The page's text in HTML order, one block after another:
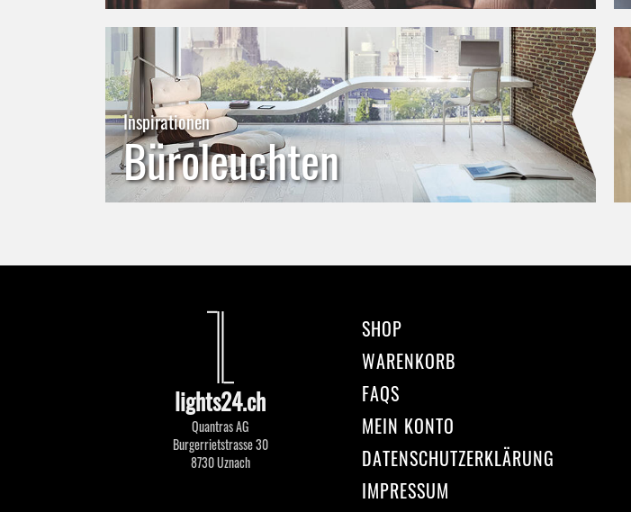
Inspirationen
Büroleuchten
SHOP
WARENKORB
FAQS
MEIN KONTO
DATENSCHUTZERKLÄRUNG
IMPRESSUM
lights24.ch
Quantras AG
Burgerrietstrasse 30
8730 Uznach